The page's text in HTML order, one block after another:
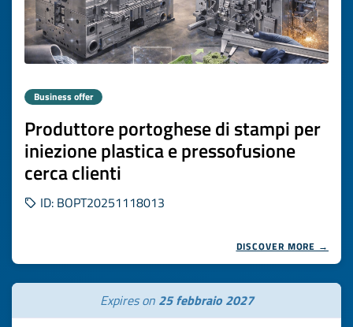
Business offer
Produttore portoghese di stampi per
iniezione plastica e pressofusione
cerca clienti
ID: BOPT20251118013
DISCOVER MORE →
Expires on 25 febbraio 2027